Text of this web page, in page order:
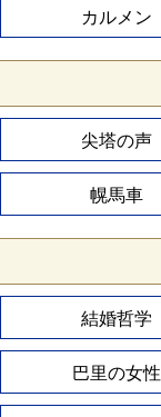
カルメン
尖塔の声
幌馬車
結婚哲学
巴里の女性